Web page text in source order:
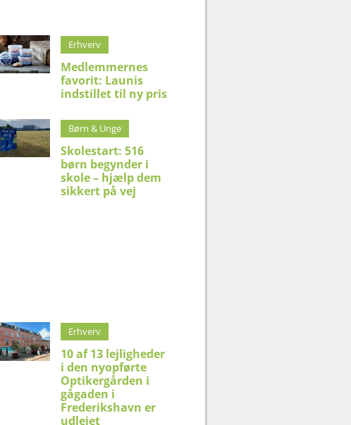
Erhverv
Medlemmernes
favorit: Launis
indstillet til ny pris
Børn & Unge
Skolestart: 516
børn begynder i
skole – hjælp dem
sikkert på vej
Erhverv
10 af 13 lejligheder
i den nyopførte
Optikergården i
gågaden i
Frederikshavn er
udlejet